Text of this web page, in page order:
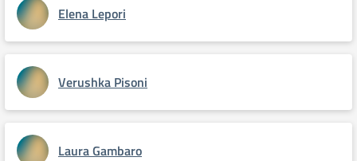
Elena Lepori
Verushka Pisoni
Laura Gambaro